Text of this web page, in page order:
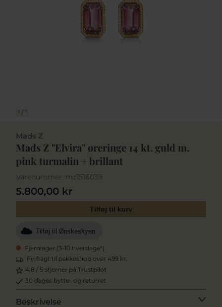
1 / 1
Mads Z
Mads Z "Elvira" øreringe 14 kt. guld m.
pink turmalin + brillant
Varenummer: mz1516039
5.800,00 kr
Tilføj til kurv
Tilføj til Ønskeskyen
Fjernlager (3-10 hverdage*)
Fri fragt til pakkeshop over 499 kr.
4,8 / 5 stjerner på Trustpilot
30 dages bytte- og returret
Beskrivelse